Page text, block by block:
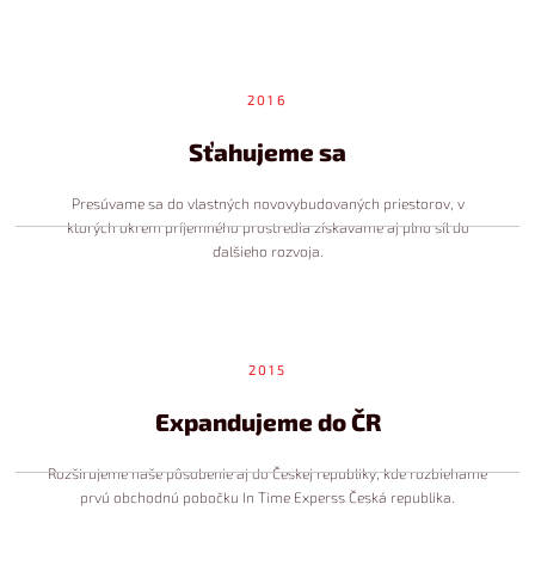
2016
Sťahujeme sa
Presúvame sa do vlastných novovybudovaných priestorov, v
ktorých okrem príjemného prostredia získavame aj plno síl do
ďalšieho rozvoja.
2015
Expandujeme do ČR
Rozširujeme naše pôsobenie aj do Českej republiky, kde rozbiehame
prvú obchodnú pobočku In Time Experss Česká republika.